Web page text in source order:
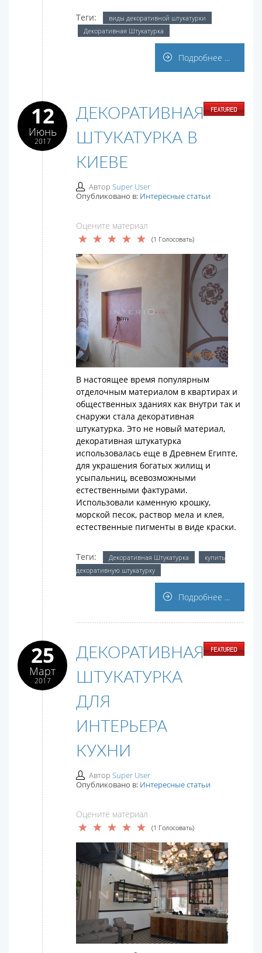
Теги:
виды декоративной штукатурки
Декоративная Штукатурка
Подробнее ...
12
Июнь
2017
ДЕКОРАТИВНАЯ
ШТУКАТУРКА В
КИЕВЕ
Автор Super User
Опубликовано в: Интересные статьи
Оцените материал
(1 Голосовать)
В настоящее время популярным
отделочным материалом в квартирах и
общественных зданиях как внутри так и
снаружи стала декоративная
штукатурка. Это не новый материал,
декоративная штукатурка
использовалась еще в Древнем Египте,
для украшения богатых жилищ и
усыпальниц, всевозможными
естественными фактурами.
Использовали каменную крошку,
морской песок, раствор мела и клея,
естественные пигменты в виде краски.
Теги: Декоративная Штукатурка
купить
декоративную штукатурку
Подробнее ...
25
Март
2017
ДЕКОРАТИВНАЯ
ШТУКАТУРКА
ДЛЯ
ИНТЕРЬЕРА
КУХНИ
Автор Super User
Опубликовано в: Интересные статьи
Оцените материал
(1 Голосовать)